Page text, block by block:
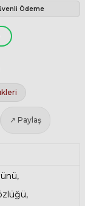
Ödeme
↗ Paylaş
,
,